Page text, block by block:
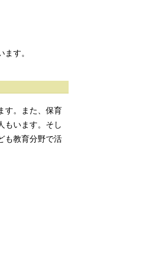
す。
す。また、保育
もいます。そし
も教育分野で活